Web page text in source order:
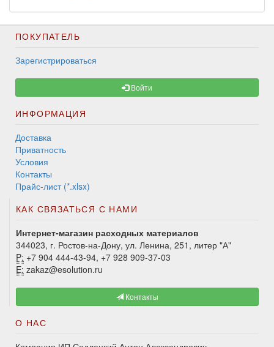
ПОКУПАТЕЛЬ
Зарегистрироваться
Войти
ИНФОРМАЦИЯ
Доставка
Приватность
Условия
Контакты
Прайс-лист (*.xlsx)
КАК СВЯЗАТЬСЯ С НАМИ
Интернет-магазин расходных материалов
344023, г. Ростов-на-Дону, ул. Ленина, 251, литер "А"
P: +7 904 444-43-94, +7 928 909-37-03
E: zakaz@esolution.ru
Контакты
О НАС